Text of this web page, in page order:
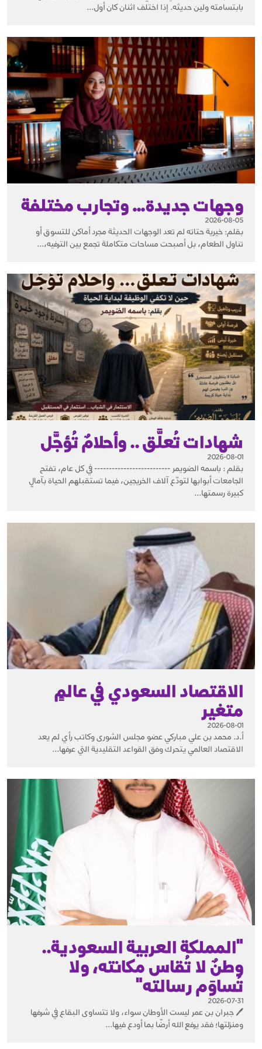
بابتسامته ولين حديثه. إذا اختلف اثنان كان أول...
وجهات جديدة… وتجارب مختلفة
2026-08-05
بقلم: خيرية حتاته لم تعد الوجهات الحديثة مجرد أماكن للتسوق أو
تناول الطعام، بل أصبحت مساحات متكاملة تجمع بين الترفيه،...
شهادات تُعلَّق .. وأحلامٌ تُؤجَّل
2026-08-01
بقلم : باسمه الضويمر -------------------------- في كل عام، تفتح
الجامعات أبوابها لتودّع آلاف الخريجين، فيما تستقبلهم الحياة بآمالٍ
كبيرة رسمتها...
الاقتصاد السعودي في عالمٍ
متغير
2026-08-01
أ.د. محمد بن علي مباركي عضو مجلس الشورى وكاتب رأي لم يعد
الاقتصاد العالمي يتحرك وفق القواعد التقليدية التي عرفها...
"المملكة العربية السعودية..
وطنٌ لا تُقاس مكانته، ولا
تُساوَم رسالته"
2026-07-31
🖊️ جبران بن عمر ليست الأوطان سواء، ولا تتساوى البقاع في شرفها
ومنزلتها؛ فقد يرفع الله أرضًا بما أودع فيها...